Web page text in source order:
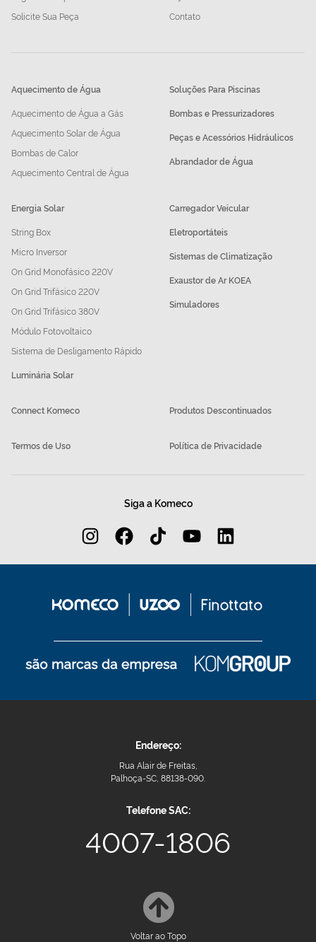
Solicite Sua Peça
Contato
Aquecimento de Água
Aquecimento de Água a Gás
Aquecimento Solar de Água
Bombas de Calor
Aquecimento Central de Água
Soluções Para Piscinas
Bombas e Pressurizadores
Peças e Acessórios Hidráulicos
Abrandador de Água
Energia Solar
String Box
Micro Inversor
On Grid Monofásico 220V
On Grid Trifásico 220V
On Grid Trifásico 380V
Módulo Fotovoltaico
Sistema de Desligamento Rápido
Luminária Solar
Carregador Veicular
Eletroportáteis
Sistemas de Climatização
Exaustor de Ar KOEA
Simuladores
Connect Komeco Produtos Descontinuados
Termos de Uso Política de Privacidade
Siga a Komeco
Endereço:
Rua Alair de Freitas,
Palhoça-SC, 88138-090.
Telefone SAC:
4007-1806
Voltar ao Topo